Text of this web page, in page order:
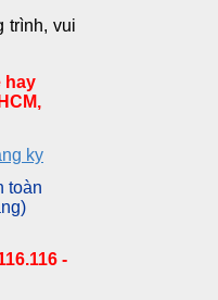
trình, vui
hay
toàn
-